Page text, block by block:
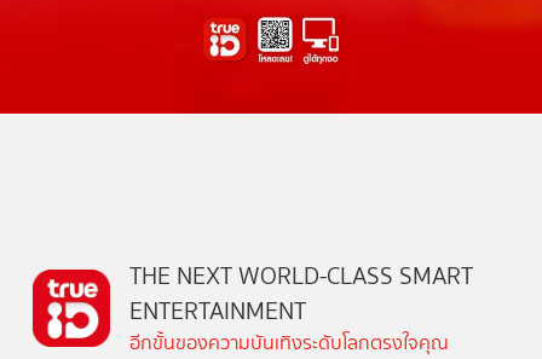
THE NEXT WORLD-CLASS SMART
ENTERTAINMENT
อีกขั้นของความบันเทิงระดับโลกตรงใจคุณ